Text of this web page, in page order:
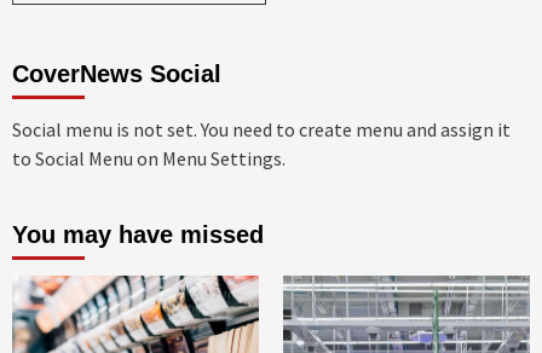
CoverNews Social
Social menu is not set. You need to create menu and assign it
to Social Menu on Menu Settings.
You may have missed